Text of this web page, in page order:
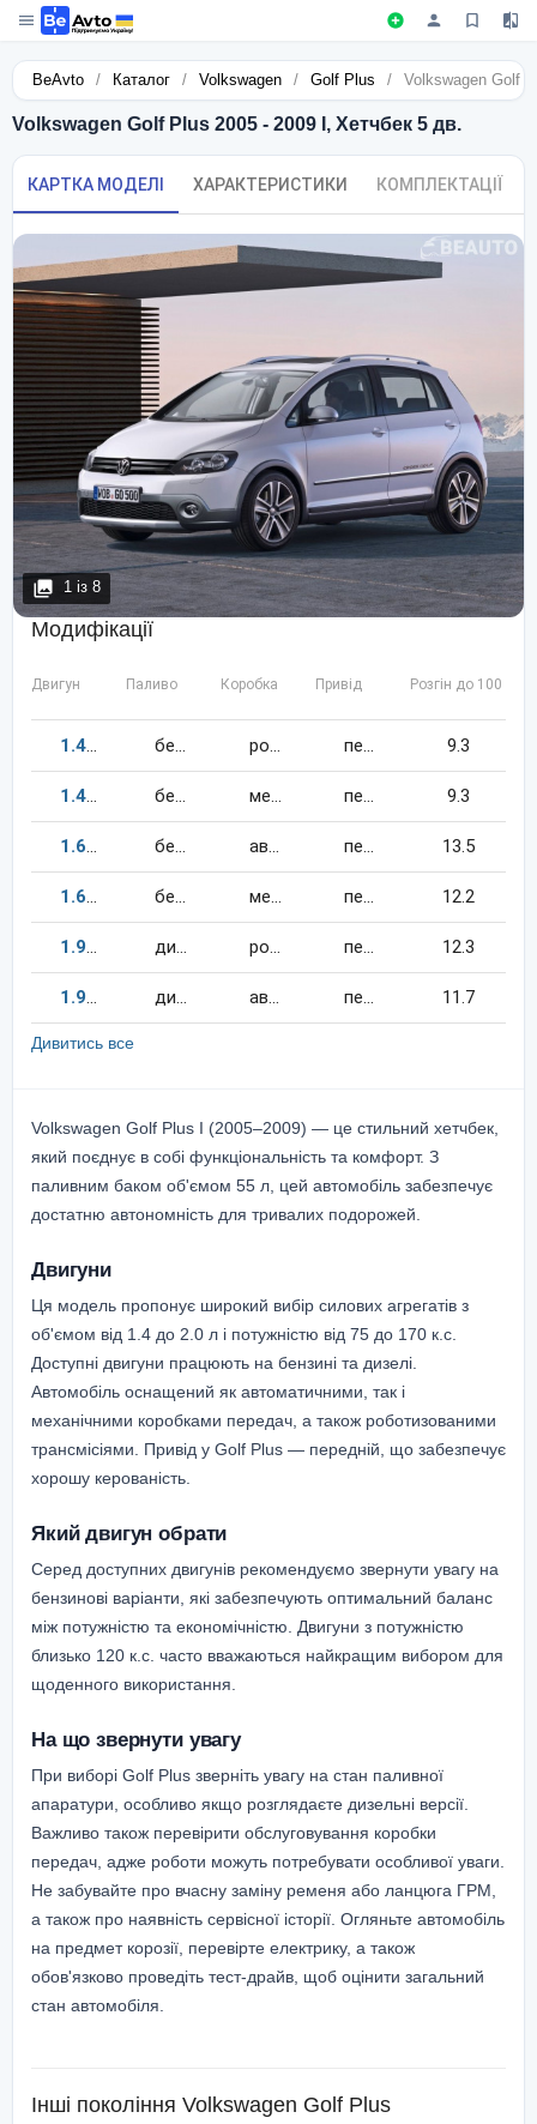
BeAvto / Каталог / Volkswagen / Golf Plus / Volkswagen Golf
Volkswagen Golf Plus 2005 - 2009 I, Хетчбек 5 дв.
КАРТКА МОДЕЛІ ХАРАКТЕРИСТИКИ КОМПЛЕКТАЦІЇ
1 із 8
Модифікації
Двигун Паливо Коробка Привід Розгін до 100 км/
1.4140 бензин робот передній 9.3
1.4140 бензин механіка передній 9.3
1.6102 бензин автомат передній 13.5
1.6102 бензин механіка передній 12.2
1.9105 дизель робот передній 12.3
1.9105 дизель автомат передній 11.7
Дивитись все
Volkswagen Golf Plus I (2005–2009) — це стильний хетчбек,
який поєднує в собі функціональність та комфорт. З
паливним баком об'ємом 55 л, цей автомобіль забезпечує
достатню автономність для тривалих подорожей.
Двигуни
Ця модель пропонує широкий вибір силових агрегатів з
об'ємом від 1.4 до 2.0 л і потужністю від 75 до 170 к.с.
Доступні двигуни працюють на бензині та дизелі.
Автомобіль оснащений як автоматичними, так і
механічними коробками передач, а також роботизованими
трансмісіями. Привід у Golf Plus — передній, що забезпечує
хорошу керованість.
Який двигун обрати
Серед доступних двигунів рекомендуємо звернути увагу на
бензинові варіанти, які забезпечують оптимальний баланс
між потужністю та економічністю. Двигуни з потужністю
близько 120 к.с. часто вважаються найкращим вибором для
щоденного використання.
На що звернути увагу
При виборі Golf Plus зверніть увагу на стан паливної
апаратури, особливо якщо розглядаєте дизельні версії.
Важливо також перевірити обслуговування коробки
передач, адже роботи можуть потребувати особливої уваги.
Не забувайте про вчасну заміну ременя або ланцюга ГРМ,
а також про наявність сервісної історії. Огляньте автомобіль
на предмет корозії, перевірте електрику, а також
обов'язково проведіть тест-драйв, щоб оцінити загальний
стан автомобіля.
Інші покоління Volkswagen Golf Plus